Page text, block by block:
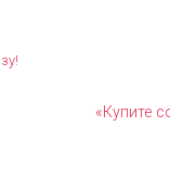
«Купите